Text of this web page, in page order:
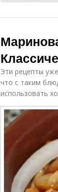
Эти рецепты
что с таким
использовать